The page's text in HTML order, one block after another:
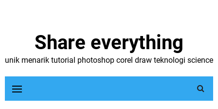
Share everything
unik menarik tutorial photoshop corel draw teknologi science